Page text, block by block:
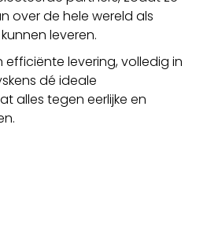
over de hele wereld als
leveren.
efficiënte levering, volledig in
dé ideale
alles tegen eerlijke en